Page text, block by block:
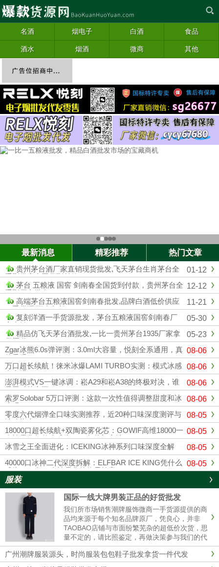
名酒 烟电子 白酒 食品
酒水 烟酒 微商 其他
最新消息 精彩推荐 热门文章
01-12
贵州茅台酒厂家直销现货批发,飞天茅台生肖茅台全
系列供应全国货到付款
12-12
茅台 五粮液 国窖 剑南春全国货到付款，贵州茅台全
系列厂家批发
11-21
高端茅台五粮液国窖剑南春批发,品牌白酒低价供应
一手货源 顺丰包邮
05-30
复刻洋酒一手货源批发，茅台五粮液国窖剑南春厂
家直销
05-23
精品仿飞天茅台酒批发,一比一贵州茅台1935厂家拿
货渠道
08-06
Zgar冰熊6.0s弹评测：3.0ml大容量，悦刻全系通用，真
的香吗？
08-06
万口超长续航！徕米冰爆LAMI TURBO实测：模式冰感
有多强？
08-06
澎湃模式VS一键冰调：崧A29和崧A38的终极对决，谁
是黑科技之王？
08-06
索罗Solobar 5万口评测：这款一次性值得调整甜度和冰
度吗？
08-05
零度六代烟弹全口味实测推荐，近20种口味深度测评与
选购指南
08-05
18000口超长续航+双陶瓷雾化芯：GOWIF高维18000一
次性雾化凭什么成为2026年热门之选
08-05
冰雪之王全面进化：ICEKING冰神系列口味深度全解
08-05
40000口冰神二代深度拆解：ELFBAR ICE KING凭什么
成为2026年一次性雾化的终局答案？
服装
国际一线大牌男装正品的好货批发
我们所市场销售潮牌服饰微商一手货源提供的商
品均来源于每个知名品牌原厂，凭良心，并非
TAOBAO店铺与市面纷繁芜杂的超低价次货，思
量不定的，请比照鉴定，再做决策参与我们的代
理商。 我们的服装不管做工、用材，原产地都是
和淘宝店铺的衣服彻底不同的，所以本质没有对
比性，也完全没必要性比较......
广州潮牌服装源头，时尚服装包包鞋子批发拿货一件代发